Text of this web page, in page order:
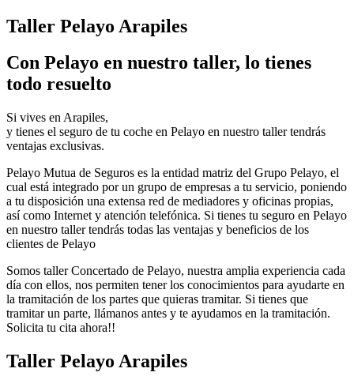
Taller Pelayo Arapiles
Con Pelayo en nuestro taller, lo tienes
todo resuelto
Si vives en Arapiles,
y tienes el seguro de tu coche en Pelayo en nuestro taller tendrás
ventajas exclusivas.
Pelayo Mutua de Seguros es la entidad matriz del Grupo Pelayo, el
cual está integrado por un grupo de empresas a tu servicio, poniendo
a tu disposición una extensa red de mediadores y oficinas propias,
así como Internet y atención telefónica. Si tienes tu seguro en Pelayo
en nuestro taller tendrás todas las ventajas y beneficios de los
clientes de Pelayo
Somos taller Concertado de Pelayo, nuestra amplia experiencia cada
día con ellos, nos permiten tener los conocimientos para ayudarte en
la tramitación de los partes que quieras tramitar. Si tienes que
tramitar un parte, llámanos antes y te ayudamos en la tramitación.
Solicita tu cita ahora!!
Taller Pelayo Arapiles